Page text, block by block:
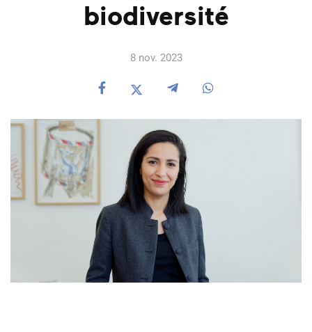
biodiversité
8 nov. 2023